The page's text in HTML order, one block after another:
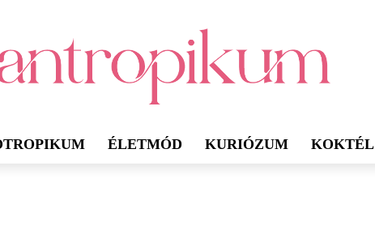
ÉLETMÓD KURIÓZUM KOKTÉL